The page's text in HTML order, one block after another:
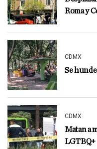
Roma y
CDMX
Se
CDMX
Matan a
LGTBQ+